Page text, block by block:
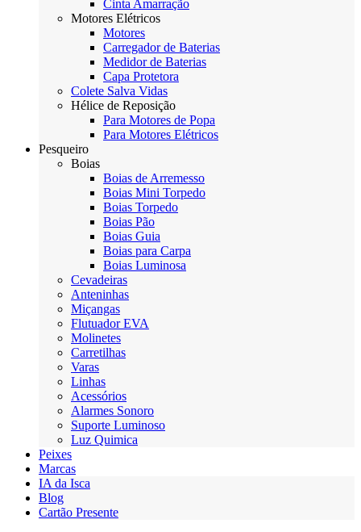
Cinta Amarração
Motores Elétricos
Motores
Carregador de Baterias
Medidor de Baterias
Capa Protetora
Colete Salva Vidas
Hélice de Reposição
Para Motores de Popa
Para Motores Elétricos
Pesqueiro
Boias
Boias de Arremesso
Boias Mini Torpedo
Boias Torpedo
Boias Pão
Boias Guia
Boias para Carpa
Boias Luminosa
Cevadeiras
Anteninhas
Miçangas
Flutuador EVA
Molinetes
Carretilhas
Varas
Linhas
Acessórios
Alarmes Sonoro
Suporte Luminoso
Luz Quimica
Peixes
Marcas
IA da Isca
Blog
Cartão Presente